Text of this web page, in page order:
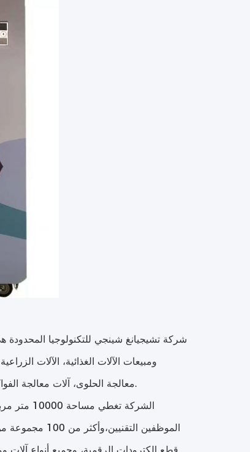
شركة تشيجيانغ شينجي للتكنولوجيا
ومبيعات الآلات الغذائية، الآلات
معالجة الحلوى، آلات معالجة الفواكه والخضروات، الطابعات،آلات التغليف، آلة حفر الآبار المائية، العديد من آلات القشرة.
الموظفين